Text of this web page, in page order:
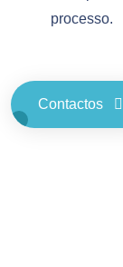
processo.
Contactos